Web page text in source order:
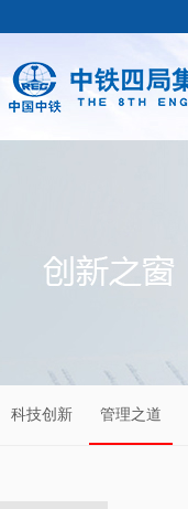
科技创新 管理之道